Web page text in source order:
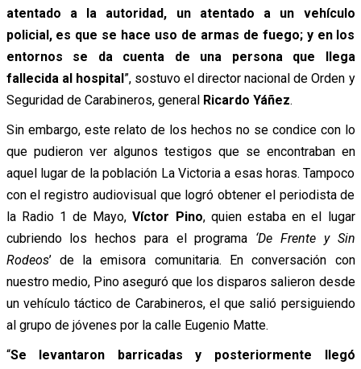
atentado a la autoridad, un atentado a un vehículo
policial, es que se hace uso de armas de fuego; y en los
entornos se da cuenta de una persona que llega
fallecida al hospital”, sostuvo el director nacional de Orden y
Seguridad de Carabineros, general Ricardo Yáñez.
Sin embargo, este relato de los hechos no se condice con lo
que pudieron ver algunos testigos que se encontraban en
aquel lugar de la población La Victoria a esas horas. Tampoco
con el registro audiovisual que logró obtener el periodista de
la Radio 1 de Mayo,Víctor Pino, quien estaba en el lugar
cubriendo los hechos para el programa ‘De Frentey Sin
Rodeos’ de la emisora comunitaria. En conversación con
nuestro medio, Pino aseguró que los disparos salieron desde
un vehículo táctico de Carabineros, el que salió persiguiendo
al grupo de jóvenes por la calle Eugenio Matte.
“Se levantaron barricadas y posteriormente llegó